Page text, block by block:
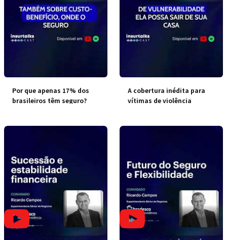
Por que apenas 17% dos
brasileiros têm seguro?
A cobertura inédita para
vítimas de violência